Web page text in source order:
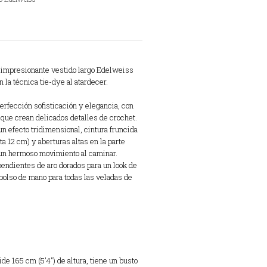
vestido largo Edelweiss
la técnica tie-dye al atardecer.
sofisticación y elegancia, con
crean delicados detalles de crochet.
efecto tridimensional, cintura fruncida
12 cm) y aberturas altas en la parte
hermoso movimiento al caminar.
de aro dorados para un look de
de mano para todas las veladas de
165 cm (5’4″) de altura, tiene un busto